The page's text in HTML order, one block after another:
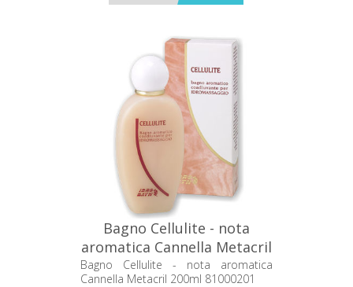
Bagno Cellulite - nota
aromatica Cannella Metacril
200ml 81000201
Bagno Cellulite - nota aromatica
Cannella Metacril 200ml 81000201